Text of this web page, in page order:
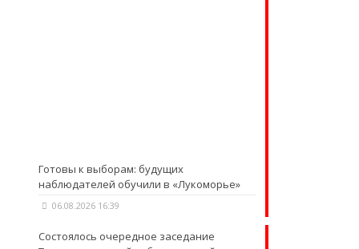
Готовы к выборам: будущих
наблюдателей обучили в «Лукоморье»
06.08.2026 16:39
Состоялось очередное заседание